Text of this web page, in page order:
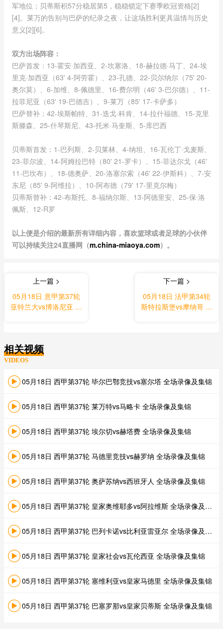
军地位；贝蒂斯积57分稳居第5，稳稳锁定下赛季欧冠资格[2]
[4]。莱万的告别与巴萨的纪录之夜，让这场胜利更具温情与历史
意义[2][6]。
双方出场阵容：
巴萨首发：13-霍安·加西亚、2-坎塞洛、18-赫拉德·马丁、24-埃
里克·加西亚（63' 4-阿劳霍）、23-孔德、22-贝尔纳尔（75' 20-
奥尔莫）、6-加维、8-佩德里、16-费尔明（46' 3-巴尔德）、11-
拉菲尼亚（63' 19-巴德吉）、9-莱万（85' 17-卡萨多）
巴萨替补：42-埃斯帕特、31-迭戈·科肯、14-拉什福德、15-克里
斯滕森、25-什琴斯尼、43-托米·马奎斯、5-库巴西
贝蒂斯首发：1-巴列斯、2-贝莱林、4-纳坦、16-瓦伦丁·戈麦斯、
23-菲尔波、14-阿姆拉巴特（80' 21-罗卡）、15-菲达尔戈（46'
11-巴坎布）、18-德奥萨、20-洛塞尔索（46' 22-伊斯科）、7-安
东尼（85' 9-阿维拉）、10-阿布德（79' 17-里克尔梅）
贝蒂斯替补：42-布斯托、8-福纳尔斯、13-阿德里安、25-保·洛
佩斯、12-R罗
以上便是介绍的最新所有详细内容，喜欢篮球或者足球的小伙伴
可以持续关注24直播网（m.china-miaoya.com）。
上一篇 >
05月18日 意甲第37轮
亚特兰大vs博洛尼亚 全
下一篇 >
05月18日 法甲第34轮
斯特拉斯堡vs摩纳哥 全
相关视频
VIDEOS
05月18日 西甲第37轮 毕尔巴鄂竞技vs塞尔塔 全场录像及集锦
05月18日 西甲第37轮 莱万特vs马略卡 全场录像及集锦
05月18日 西甲第37轮 埃尔切vs赫塔费 全场录像及集锦
05月18日 西甲第37轮 马德里竞技vs赫罗纳 全场录像及集锦
05月18日 西甲第37轮 奥萨苏纳vs西班牙人 全场录像及集锦
05月18日 西甲第37轮 皇家奥维耶多vs阿拉维斯 全场录像及集锦
05月18日 西甲第37轮 巴列卡诺vs比利亚雷亚尔 全场录像及集锦
05月18日 西甲第37轮 皇家社会vs瓦伦西亚 全场录像及集锦
05月18日 西甲第37轮 塞维利亚vs皇家马德里 全场录像及集锦
05月18日 西甲第37轮 巴塞罗那vs皇家贝蒂斯 全场录像及集锦